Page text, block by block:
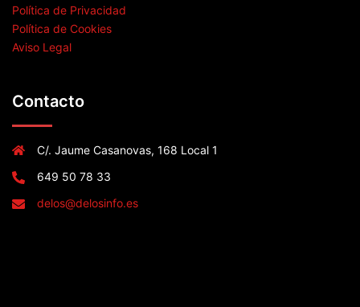
Política de Privacidad
Política de Cookies
Aviso Legal
Contacto
C/. Jaume Casanovas, 168 Local 1
649 50 78 33
delos@delosinfo.es